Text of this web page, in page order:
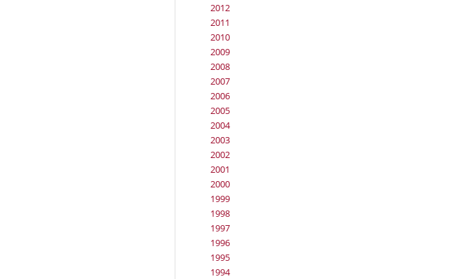
2012
2011
2010
2009
2008
2007
2006
2005
2004
2003
2002
2001
2000
1999
1998
1997
1996
1995
1994